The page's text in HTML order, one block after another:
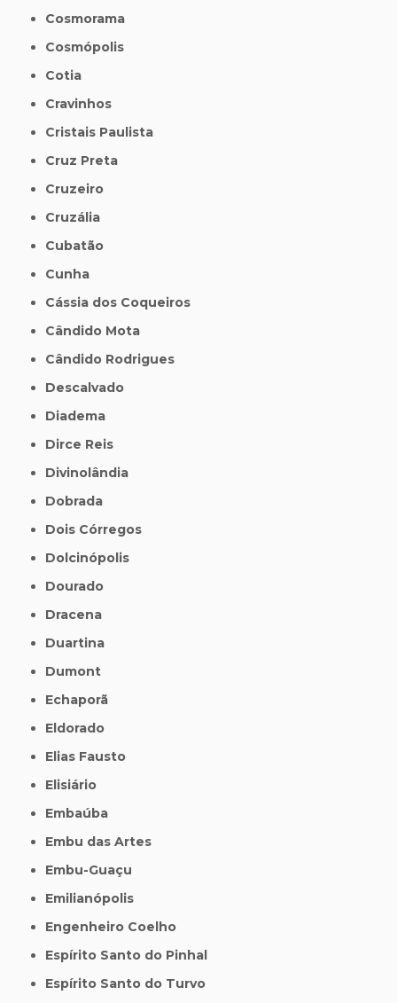
Cosmorama
Cosmópolis
Cotia
Cravinhos
Cristais Paulista
Cruz Preta
Cruzeiro
Cruzália
Cubatão
Cunha
Cássia dos Coqueiros
Cândido Mota
Cândido Rodrigues
Descalvado
Diadema
Dirce Reis
Divinolândia
Dobrada
Dois Córregos
Dolcinópolis
Dourado
Dracena
Duartina
Dumont
Echaporã
Eldorado
Elias Fausto
Elisiário
Embaúba
Embu das Artes
Embu-Guaçu
Emilianópolis
Engenheiro Coelho
Espírito Santo do Pinhal
Espírito Santo do Turvo